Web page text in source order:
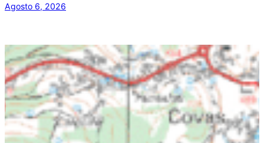
Agosto 6, 2026